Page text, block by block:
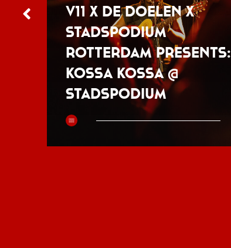
V11 x De Doelen x
Stadspodium
Rotterdam presents:
Kossa Kossa @
Stadspodium